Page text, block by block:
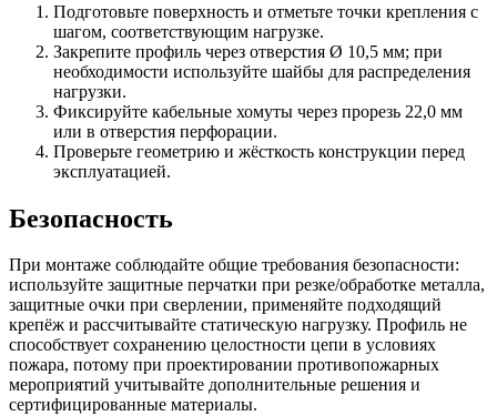
Подготовьте поверхность и отметьте точки крепления с
шагом, соответствующим нагрузке.
Закрепите профиль через отверстия Ø 10,5 мм; при
необходимости используйте шайбы для распределения
нагрузки.
Фиксируйте кабельные хомуты через прорезь 22,0 мм
или в отверстия перфорации.
Проверьте геометрию и жёсткость конструкции перед
эксплуатацией.
Безопасность
При монтаже соблюдайте общие требования безопасности:
используйте защитные перчатки при резке/обработке металла,
защитные очки при сверлении, применяйте подходящий
крепёж и рассчитывайте статическую нагрузку. Профиль не
способствует сохранению целостности цепи в условиях
пожара, потому при проектировании противопожарных
мероприятий учитывайте дополнительные решения и
сертифицированные материалы.